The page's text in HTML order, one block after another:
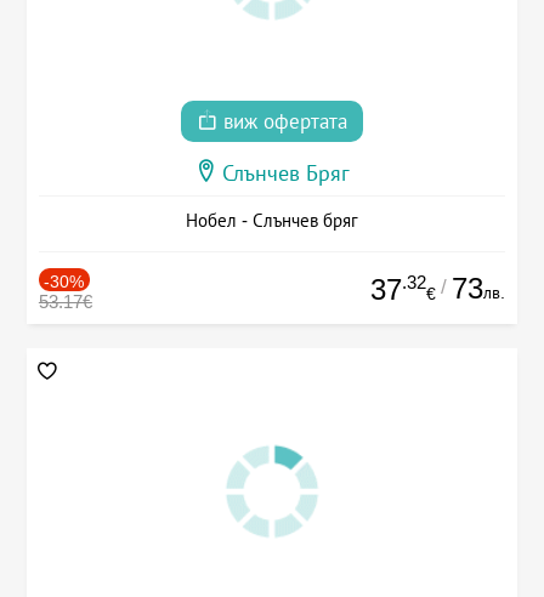
виж офертата
Слънчев Бряг
Нобел - Слънчев бряг
-30%
53.17€ 37.32
€ / 73лв.